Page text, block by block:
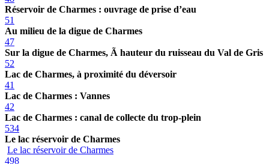
Réservoir de Charmes : ouvrage de prise d’eau
51
Au milieu de la digue de Charmes
47
Sur la digue de Charmes, Ã hauteur du ruisseau du Val de Gris
52
Lac de Charmes, à proximité du déversoir
41
Lac de Charmes : Vannes
42
Lac de Charmes : canal de collecte du trop-plein
534
Le lac réservoir de Charmes
Le lac réservoir de Charmes
498